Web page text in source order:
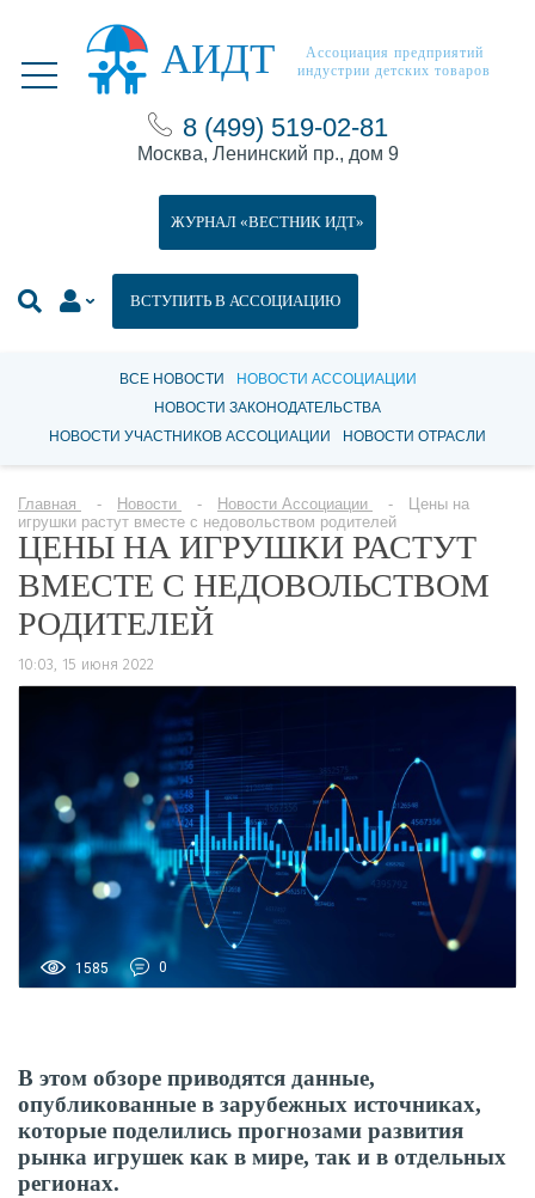
АИДТ
Ассоциация предприятий
индустрии детских товаров
8 (499) 519-02-81
Москва, Ленинский пр., дом 9
ВСТУПИТЬ В АССОЦИАЦИЮ
ЖУРНАЛ «ВЕСТНИК ИДТ»
ВСЕ НОВОСТИ
НОВОСТИ АССОЦИАЦИИ
НОВОСТИ ЗАКОНОДАТЕЛЬСТВА
НОВОСТИ УЧАСТНИКОВ АССОЦИАЦИИ
НОВОСТИ ОТРАСЛИ
Главная Новости Новости Ассоциации
Цены на
игрушки растут вместе с недовольством родителей
ЦЕНЫ НА ИГРУШКИ РАСТУТ
ВМЕСТЕ С НЕДОВОЛЬСТВОМ
РОДИТЕЛЕЙ
10:03, 15 июня 2022
1585 0
В этом обзоре приводятся данные,
опубликованные в зарубежных источниках,
которые поделились прогнозами развития
рынка игрушек как в мире, так и в отдельных
регионах.